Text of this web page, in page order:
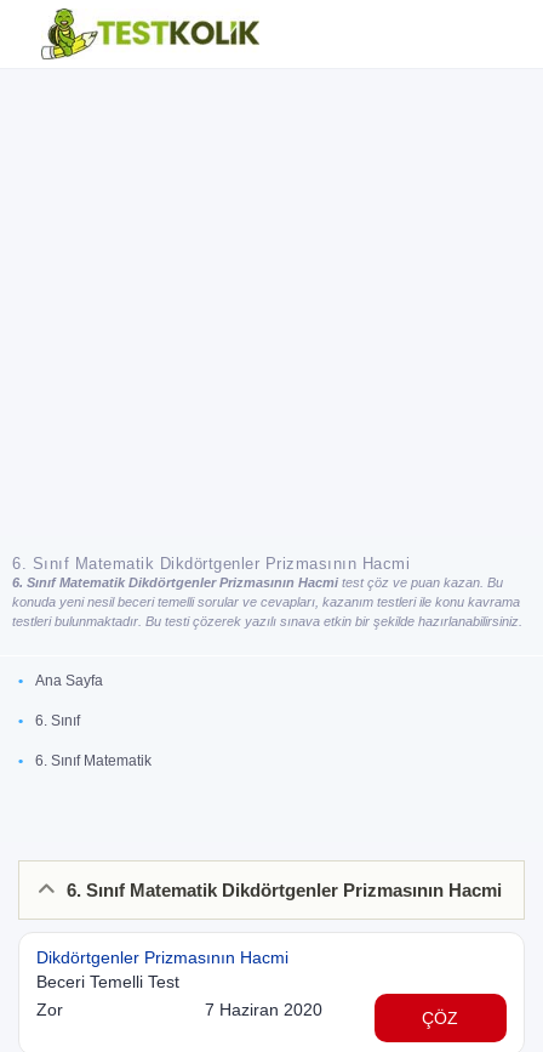
6. Sınıf Matematik Dikdörtgenler Prizmasının Hacmi
6. Sınıf Matematik Dikdörtgenler Prizmasının Hacmi test çöz ve puan kazan. Bu
konuda yeni nesil beceri temelli sorular ve cevapları, kazanım testleri ile konu kavrama
testleri bulunmaktadır. Bu testi çözerek yazılı sınava etkin bir şekilde hazırlanabilirsiniz.
Ana Sayfa
6. Sınıf
6. Sınıf Matematik
6. Sınıf Matematik Dikdörtgenler Prizmasının Hacmi
Dikdörtgenler Prizmasının Hacmi
Beceri Temelli Test
Zor
7 Haziran 2020 ÇÖZ